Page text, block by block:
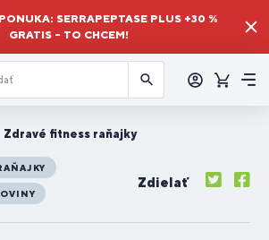
SERRAPEPTASE PLUS +30 %
GRATIS – TO CHCEM!
sa
Košík
Zdravé fitness raňajky
Zdielať